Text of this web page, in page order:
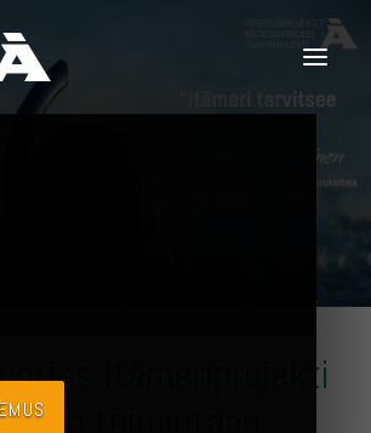
Itämeriprojekti
toimintaan